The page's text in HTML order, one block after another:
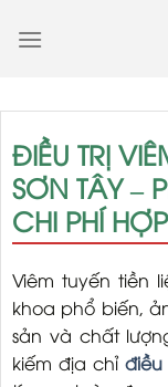
ĐIỀU TRỊ
SƠN TÂY –
CHI PHÍ
Viêm tuyến tiền
khoa phổ biến,
sản và chất
kiếm địa chỉ điều